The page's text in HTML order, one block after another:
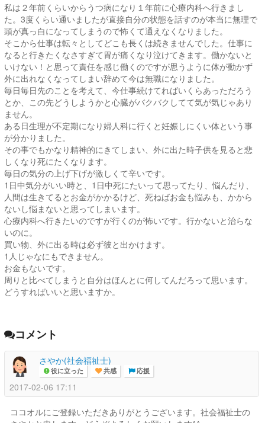
私は２年前くらいからうつ病になり１年前に心療内科へ行きまし
た。3度くらい通いましたが直接自分の状態を話すのが本当に無理で
頭が真っ白になってしまうので怖くて通えなくなりました。
そこから仕事は転々としてどこも長くは続きませんでした。仕事に
なると行きたくなさすぎて胃が痛くなり泣けてきます。働かないと
いけない！と思って責任を感じ働くのですが思うように体が動かず
外に出れなくなってしまい辞めて今は無職になりました。
毎日毎日先のことを考えて、今仕事続けてればいくらあっただろう
とか、この先どうしようかと心臓がバクバクしてて気が気じゃあり
ません。
ある日生理が不定期になり婦人科に行くと妊娠しにくい体という事
が分かりました。
その事でもかなり精神的にきてしまい、外に出た時子供を見ると悲
しくなり死にたくなります。
毎日の気分の上げ下げが激しくて辛いです。
1日中気分がいい時と、1日中死にたいって思ってたり、悩んだり、
人間は生きてるとお金がかかるけど、死ねばお金も悩みも、かから
ないし悩まないと思ってしまいます。
心療内科へ行きたいのですが行くのが怖いです。行かないと治らな
いのに。
買い物、外に出る時は必ず彼と出かけます。
1人じゃなにもできません。
お金もないです。
周りと比べてしまうと自分はほんとに何してんだろって思います。
どうすればいいと思いますか。
コメント
さやか(社会福祉士)
役に立った 共感 応援
2017-02-06 17:11
ココオルにご登録いただきありがとうございます。社会福祉士の